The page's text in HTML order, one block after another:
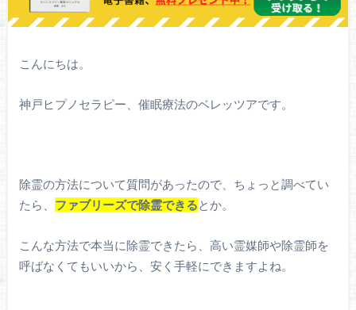
こんにちは。
神戸ヒプノセラピー、催眠療法のベレッツアです。
除霊の方法について質問があったので、ちょっと調べてい
たら、 ファブリーズで除霊できるとか。
こんな方法で本当に除霊できたら、高い霊媒師や除霊師を
呼ばなくてもいいから、安く手軽にできますよね。